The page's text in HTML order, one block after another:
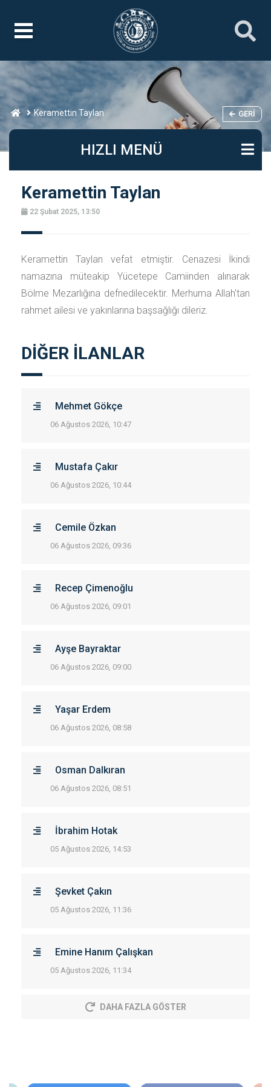
Keramettin Taylan GERI
HIZLI MENÜ
Keramettin Taylan
22 Şubat 2025, 13:50
Keramettin Taylan vefat etmiştir. Cenazesi İkindi
namazına müteakip Yücetepe Camiinden alınarak
Bölme Mezarlığına defnedilecektir. Merhuma Allah'tan
rahmet ailesi ve yakınlarına başsağlığı dileriz.
DİĞER İLANLAR
Mehmet Gökçe
06 Ağustos 2026, 10:47
Mustafa Çakır
06 Ağustos 2026, 10:44
Cemile Özkan
06 Ağustos 2026, 09:36
Recep Çimenoğlu
06 Ağustos 2026, 09:01
Ayşe Bayraktar
06 Ağustos 2026, 09:00
Yaşar Erdem
06 Ağustos 2026, 08:58
Osman Dalkıran
06 Ağustos 2026, 08:51
İbrahim Hotak
05 Ağustos 2026, 14:53
Şevket Çakın
05 Ağustos 2026, 11:36
Emine Hanım Çalışkan
05 Ağustos 2026, 11:34
DAHA FAZLA GÖSTER